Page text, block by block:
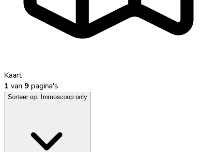
Kaart
1 van 9 pagina's
Sorteer op: Immoscoop only